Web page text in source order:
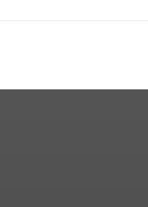
директора филиала